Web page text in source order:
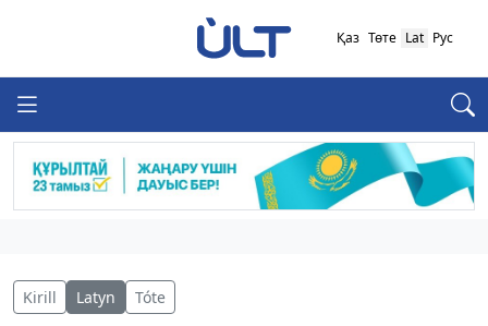
Қаз Төте Lat Рус
Kirill Latyn Tóte